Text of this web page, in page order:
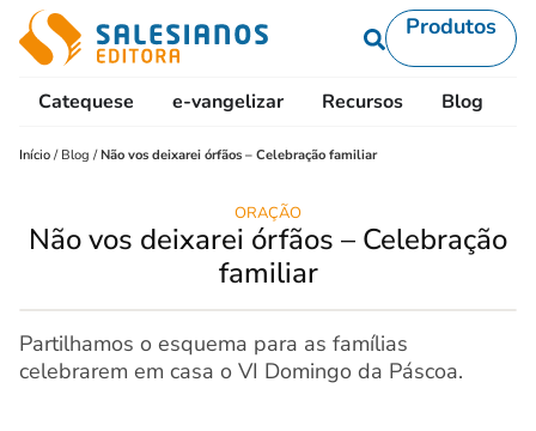
Produtos
Catequese e-vangelizar Recursos Blog
Início / Blog /Não vos deixarei órfãos – Celebração familiar
ORAÇÃO
Não vos deixarei órfãos – Celebração
familiar
Partilhamos o esquema para as famílias
celebrarem em casa o VI Domingo da Páscoa.